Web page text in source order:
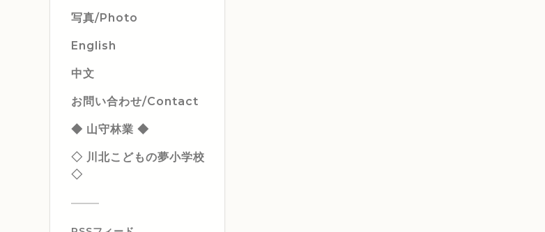
写真/Photo
English
中文
お問い合わせ/Contact
◆ 山守林業 ◆
◇ 川北こどもの夢小学校
◇